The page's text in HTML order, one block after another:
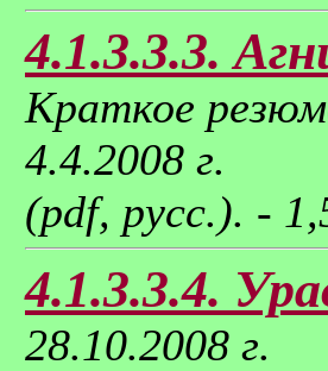
4.1.3.3.3.
Краткое
4.4.2008 г.
(pdf, русс.). -
4.1.3.3.4.
28.10.2008 г.